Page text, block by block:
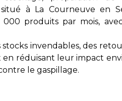
à La Courneuve en
000 produits par mois,
invendables, des
réduisant leur impact
le gaspillage.